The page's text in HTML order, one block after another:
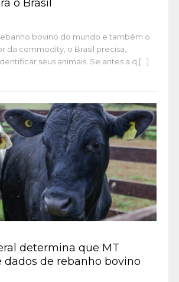
o Brasil
bovino do mundo e também o
da commodity, o Brasil precisa,
seus animais. Se antes a q [...]
determina que MT
de rebanho bovino